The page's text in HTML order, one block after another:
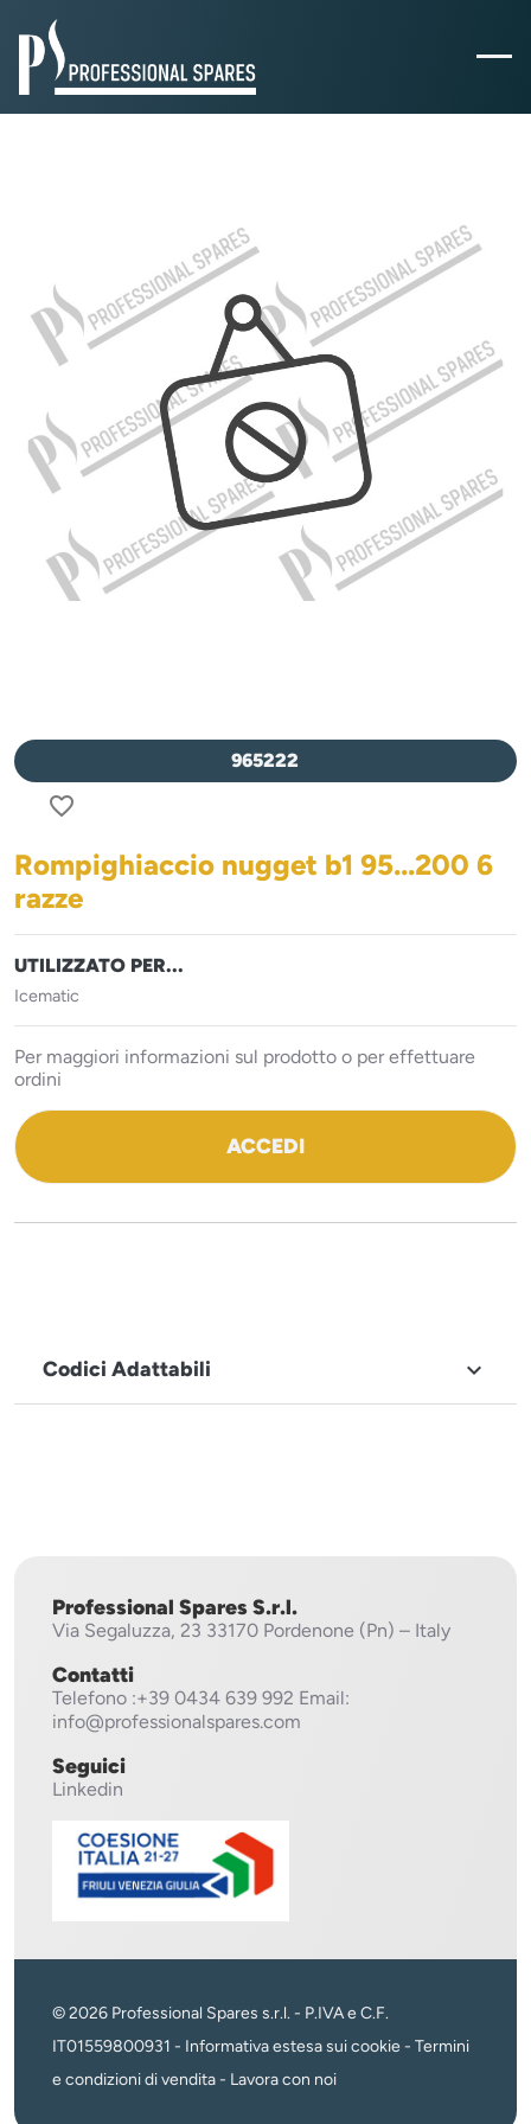
965222
favorite_border
Rompighiaccio nugget b1 95...200 6
razze
UTILIZZATO PER...
Icematic
Per maggiori informazioni sul prodotto o per effettuare
ordini
ACCEDI
Codici Adattabili 
Professional Spares S.r.l.
Via Segaluzza, 23 33170 Pordenone (Pn) – Italy
Contatti
Telefono :+39 0434 639 992 Email:
info@professionalspares.com
Seguici
Linkedin
© 2026 Professional Spares s.r.l. - P.IVA e C.F.
IT01559800931 - Informativa estesa sui cookie - Termini
e condizioni di vendita- Lavora con noi